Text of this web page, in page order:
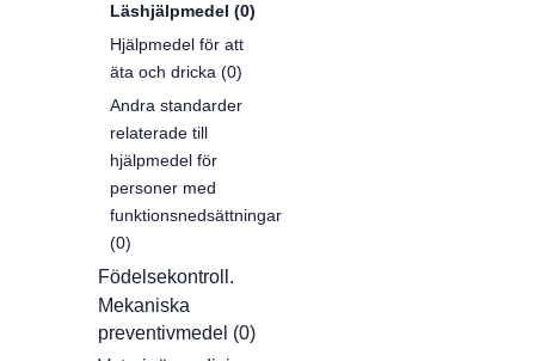
Läshjälpmedel (0)
Hjälpmedel för att
äta och dricka (0)
Andra standarder
relaterade till
hjälpmedel för
personer med
funktionsnedsättningar
(0)
Födelsekontroll.
Mekaniska
preventivmedel (0)